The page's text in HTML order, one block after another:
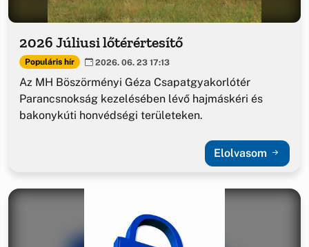
2026 Júliusi lőtérértesítő
Populáris hír 2026. 06. 23 17:13
Az MH Böszörményi Géza Csapatgyakorlótér
Parancsnokság kezelésében lévő hajmáskéri és
bakonykúti honvédségi területeken.
Elolvasom